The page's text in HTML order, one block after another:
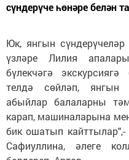
сүндерүче һөнәре белән
Юк, янгын
үзләре Лилия
бүлекчәгә
телдә сөйләп, янгын
абыйлар балаларны
карап, машиналарына
бик ошатып
Сафиуллина, әлеге